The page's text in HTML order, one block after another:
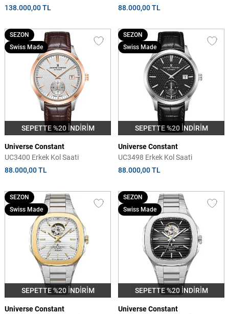
138.000,00 TL
88.000,00 TL
SEPETTE %20 İNDİRİM
SEZON
Swiss Made
Universe Constant
UC3400 Erkek Kol Saati
88.000,00 TL
SEPETTE %20 İNDİRİM
SEZON
Swiss Made
Universe Constant
UC3498 Erkek Kol Saati
88.000,00 TL
SEPETTE %20 İNDİRİM
SEZON
Swiss Made
Universe Constant
SEPETTE %20 İNDİRİM
SEZON
Swiss Made
Universe Constant